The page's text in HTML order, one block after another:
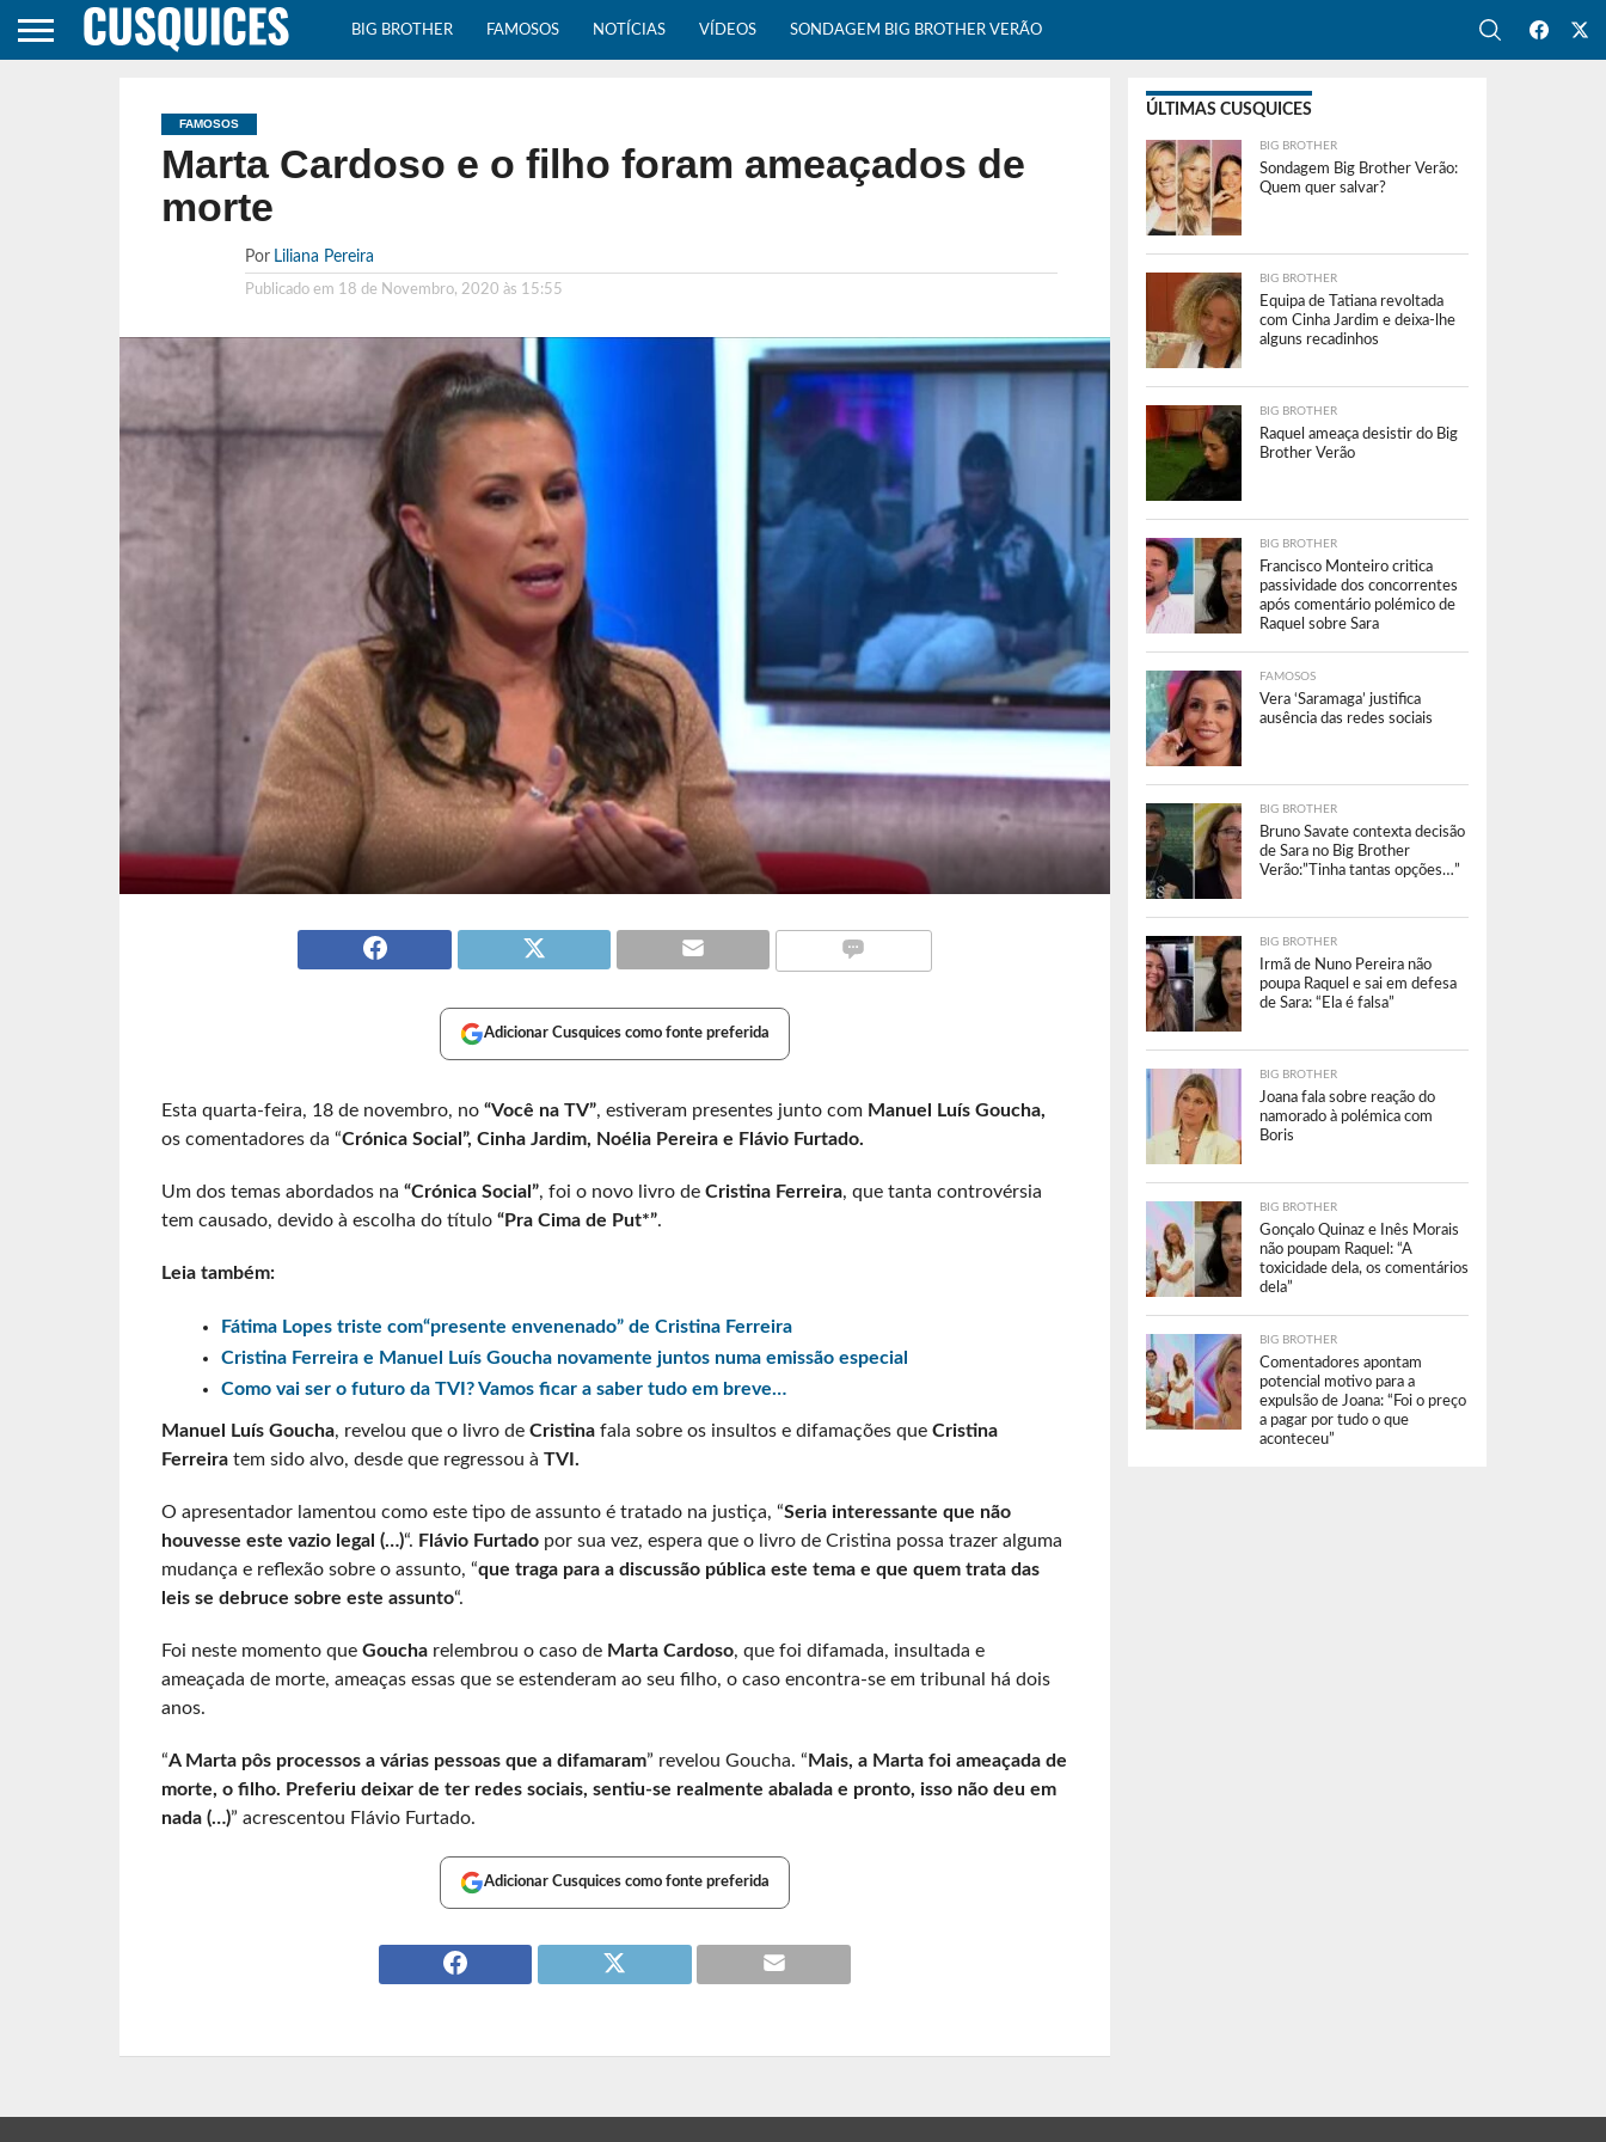
BIG BROTHER FAMOSOS NOTÍCIAS VÍDEOS SONDAGEM BIG BROTHER VERÃO
FAMOSOS
Marta Cardoso e o filho foram ameaçados de
morte
Por Liliana Pereira
Publicado em 18 de Novembro, 2020 às 15:55
Adicionar Cusquices como fonte preferida
Esta quarta-feira, 18 de novembro, no “Você na TV”, estiveram presentes junto com Manuel Luís Goucha,
os comentadores da “Crónica Social”, Cinha Jardim, Noélia Pereira e Flávio Furtado.
Um dos temas abordados na “Crónica Social”, foi o novo livro de Cristina Ferreira, que tanta controvérsia
tem causado, devido à escolha do título “Pra Cima de Put*”.
Leia também:
Fátima Lopes triste com“presente envenenado” de Cristina Ferreira
Cristina Ferreira e Manuel Luís Goucha novamente juntos numa emissão especial
Como vai ser o futuro da TVI? Vamos ficar a saber tudo em breve…
Manuel Luís Goucha, revelou que o livro de Cristina fala sobre os insultos e difamações que Cristina
Ferreiratem sido alvo, desde que regressou à TVI.
O apresentador lamentou como este tipo de assunto é tratado na justiça, “Seria interessante que não
houvesse este vazio legal (…)“. Flávio Furtado por sua vez, espera que o livro de Cristina possa trazer alguma
mudança e reflexão sobre o assunto, “que traga para a discussão pública este tema e que quem trata das
leis se debruce sobre este assunto“.
Foi neste momento que Goucha relembrou o caso de Marta Cardoso, que foi difamada, insultada e
ameaçada de morte, ameaças essas que se estenderam ao seu filho, o caso encontra-se em tribunal há dois
anos.
“A Marta pôs processos a várias pessoas que a difamaram” revelou Goucha. “Mais, a Marta foi ameaçada de
morte, o filho. Preferiu deixar de ter redes sociais, sentiu-se realmente abalada e pronto, isso não deu em
nada (…)” acrescentou Flávio Furtado.
Adicionar Cusquices como fonte preferida
ÚLTIMAS CUSQUICES
BIG BROTHER
Sondagem Big Brother Verão:
Quem quer salvar?
BIG BROTHER
Equipa de Tatiana revoltada
com Cinha Jardim e deixa-lhe
alguns recadinhos
BIG BROTHER
Raquel ameaça desistir do Big
Brother Verão
BIG BROTHER
Francisco Monteiro critica
passividade dos concorrentes
após comentário polémico de
Raquel sobre Sara
FAMOSOS
Vera ‘Saramaga’ justifica
ausência das redes sociais
BIG BROTHER
Bruno Savate contexta decisão
de Sara no Big Brother
Verão:”Tinha tantas opções…”
BIG BROTHER
Irmã de Nuno Pereira não
poupa Raquel e sai em defesa
de Sara: “Ela é falsa”
BIG BROTHER
Joana fala sobre reação do
namorado à polémica com
Boris
BIG BROTHER
Gonçalo Quinaz e Inês Morais
não poupam Raquel: “A
toxicidade dela, os comentários
dela”
BIG BROTHER
Comentadores apontam
potencial motivo para a
expulsão de Joana: “Foi o preço
a pagar por tudo o que
aconteceu”